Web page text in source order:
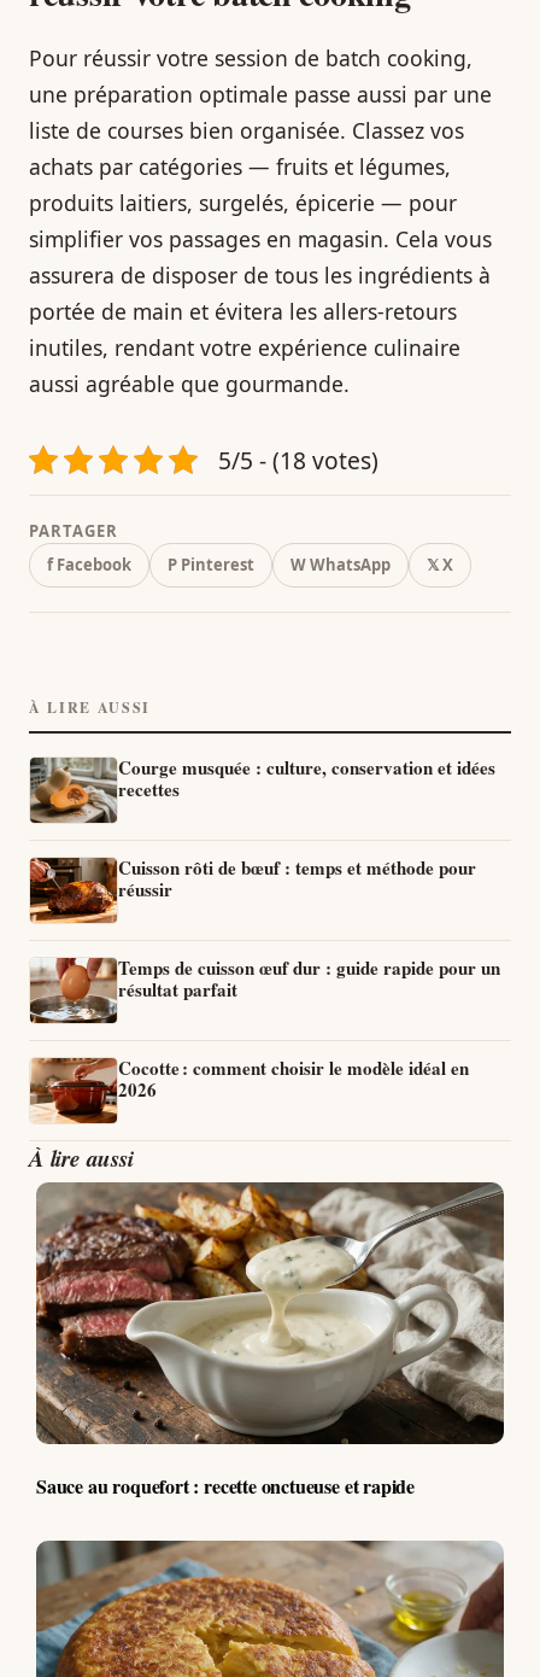
Pour réussir votre session de batch cooking,
une préparation optimale passe aussi par une
liste de courses bien organisée. Classez vos
achats par catégories — fruits et légumes,
produits laitiers, surgelés, épicerie — pour
simplifier vos passages en magasin. Cela vous
assurera de disposer de tous les ingrédients à
portée de main et évitera les allers-retours
inutiles, rendant votre expérience culinaire
aussi agréable que gourmande.
5/5 - (18 votes)
PARTAGER
f Facebook
P Pinterest W WhatsApp 𝕏 X
À LIRE AUSSI
Courge musquée : culture, conservation et idées
recettes
Cuisson rôti de bœuf : temps et méthode pour
réussir
Temps de cuisson œuf dur : guide rapide pour un
résultat parfait
Cocotte : comment choisir le modèle idéal en
2026
À lire aussi
Sauce au roquefort : recette onctueuse et rapide